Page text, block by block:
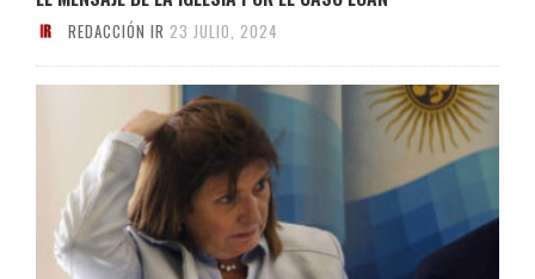
REDACCIÓN IR 23 JULIO, 2024